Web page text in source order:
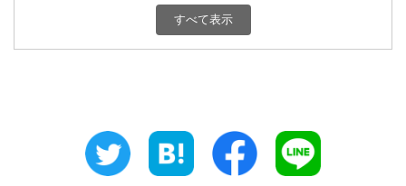
800円
800円 三重県
すべて表示